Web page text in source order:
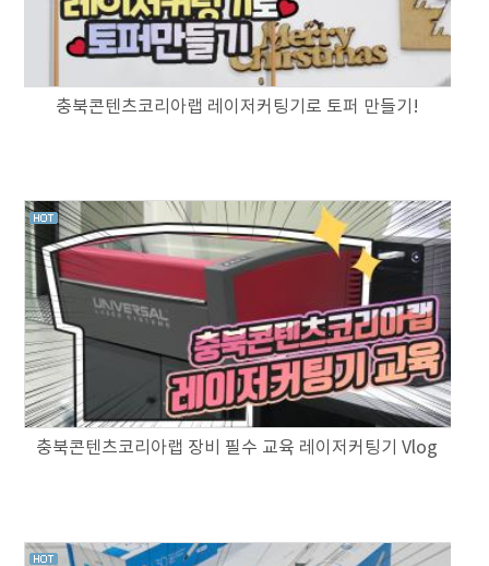
충북콘텐츠코리아랩 레이저커팅기로 토퍼 만들기!
충북콘텐츠코리아랩 장비 필수 교육 레이저커팅기 Vlog